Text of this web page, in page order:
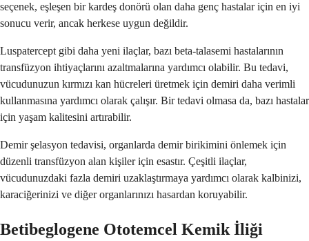
seçenek, eşleşen bir kardeş donörü olan daha genç hastalar için en iyi
sonucu verir, ancak herkese uygun değildir.
Luspatercept gibi daha yeni ilaçlar, bazı beta-talasemi hastalarının
transfüzyon ihtiyaçlarını azaltmalarına yardımcı olabilir. Bu tedavi,
vücudunuzun kırmızı kan hücreleri üretmek için demiri daha verimli
kullanmasına yardımcı olarak çalışır. Bir tedavi olmasa da, bazı hastalar
için yaşam kalitesini artırabilir.
Demir şelasyon tedavisi, organlarda demir birikimini önlemek için
düzenli transfüzyon alan kişiler için esastır. Çeşitli ilaçlar,
vücudunuzdaki fazla demiri uzaklaştırmaya yardımcı olarak kalbinizi,
karaciğerinizi ve diğer organlarınızı hasardan koruyabilir.
Betibeglogene Ototemcel Kemik İliği